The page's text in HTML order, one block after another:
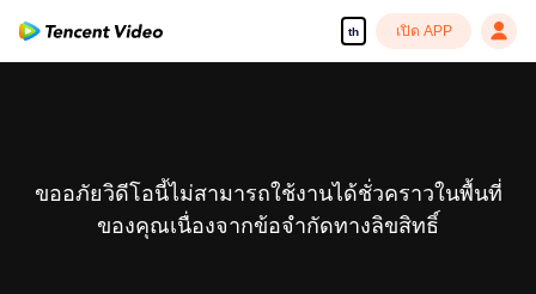
th เปิด APP
ขออภัยวิดีโอนี้ไม่สามารถใช้งานได้ชั่วคราวในพื้นที่
ของคุณเนื่องจากข้อจำกัดทางลิขสิทธิ์